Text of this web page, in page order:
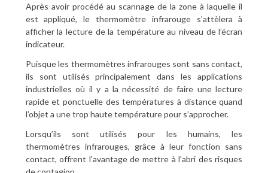
Après avoir procédé au scannage de la zone à laquelle il
est appliqué, le thermomètre infrarouge s’attèlera à
afficher la lecture de la température au niveau de l’écran
indicateur.
Puisque les thermomètres infrarouges sont sans contact,
ils sont utilisés principalement dans les applications
industrielles où il y a la nécessité de faire une lecture
rapide et ponctuelle des températures à distance quand
l’objet a une trop haute température pour s’approcher.
Lorsqu’ils sont utilisés pour les humains, les
thermomètres infrarouges, grâce à leur fonction sans
contact, offrent l’avantage de mettre à l’abri des risques